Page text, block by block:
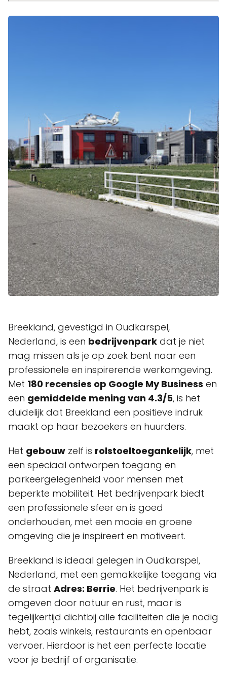
Breekland, gevestigd in Oudkarspel,
Nederland, is een bedrijvenpark dat je niet
mag missen als je op zoek bent naar een
professionele en inspirerende werkomgeving.
Met 180 recensies op Google My Business en
een gemiddelde mening van 4.3/5, is het
duidelijk dat Breekland een positieve indruk
maakt op haar bezoekers en huurders.
Het gebouw zelf is rolstoeltoegankelijk, met
een speciaal ontworpen toegang en
parkeergelegenheid voor mensen met
beperkte mobiliteit. Het bedrijvenpark biedt
een professionele sfeer en is goed
onderhouden, met een mooie en groene
omgeving die je inspireert en motiveert.
Breekland is ideaal gelegen in Oudkarspel,
Nederland, met een gemakkelijke toegang via
de straat Adres: Berrie. Het bedrijvenpark is
omgeven door natuur en rust, maar is
tegelijkertijd dichtbij alle faciliteiten die je nodig
hebt, zoals winkels, restaurants en openbaar
vervoer. Hierdoor is het een perfecte locatie
voor je bedrijf of organisatie.